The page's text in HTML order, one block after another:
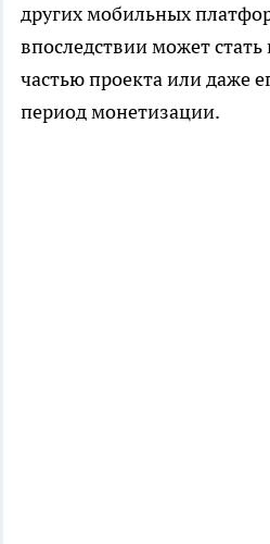
других мобильных
впоследствии может
частью проекта или даже
период монетизации.